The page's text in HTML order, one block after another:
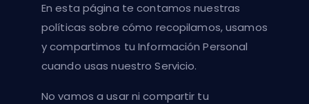
En esta página te contamos nuestras
políticas sobre cómo recopilamos, usamos
y compartimos tu Información Personal
cuando usas nuestro Servicio.
No vamos a usar ni compartir tu